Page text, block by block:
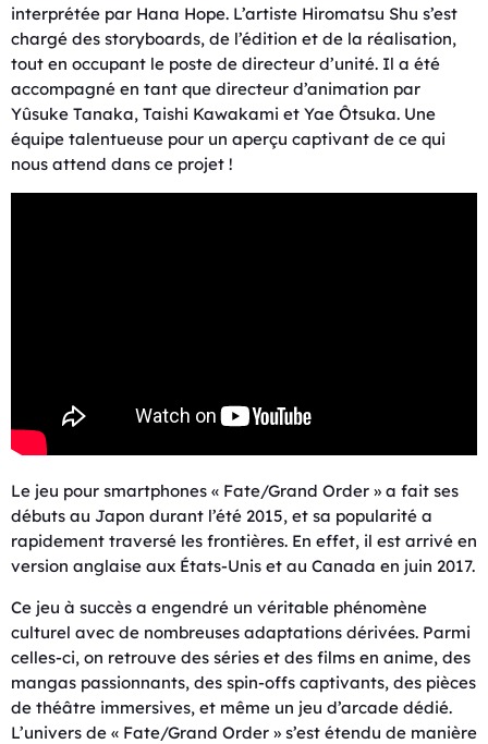
interprétée par Hana Hope. L’artiste Hiromatsu Shu s’est
chargé des storyboards, de l’édition et de la réalisation,
tout en occupant le poste de directeur d’unité. Il a été
accompagné en tant que directeur d’animation par
Yûsuke Tanaka, Taishi Kawakami et Yae Ôtsuka. Une
équipe talentueuse pour un aperçu captivant de ce qui
nous attend dans ce projet !
Le jeu pour smartphones « Fate/Grand Order » a fait ses
débuts au Japon durant l’été 2015, et sa popularité a
rapidement traversé les frontières. En effet, il est arrivé en
version anglaise aux États-Unis et au Canada en juin 2017.
Ce jeu à succès a engendré un véritable phénomène
culturel avec de nombreuses adaptations dérivées. Parmi
celles-ci, on retrouve des séries et des films en anime, des
mangas passionnants, des spin-offs captivants, des pièces
de théâtre immersives, et même un jeu d’arcade dédié.
L’univers de « Fate/Grand Order » s’est étendu de manière